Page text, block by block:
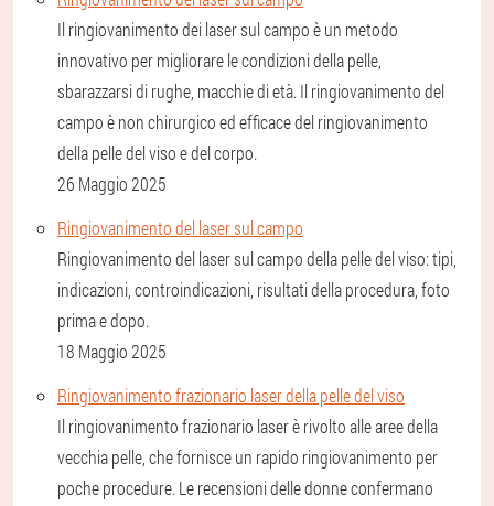
Il ringiovanimento dei laser sul campo è un metodo
innovativo per migliorare le condizioni della pelle,
sbarazzarsi di rughe, macchie di età. Il ringiovanimento del
campo è non chirurgico ed efficace del ringiovanimento
della pelle del viso e del corpo.
26 Maggio 2025
Ringiovanimento del laser sul campo
Ringiovanimento del laser sul campo della pelle del viso: tipi,
indicazioni, controindicazioni, risultati della procedura, foto
prima e dopo.
18 Maggio 2025
Ringiovanimento frazionario laser della pelle del viso
Il ringiovanimento frazionario laser è rivolto alle aree della
vecchia pelle, che fornisce un rapido ringiovanimento per
poche procedure. Le recensioni delle donne confermano